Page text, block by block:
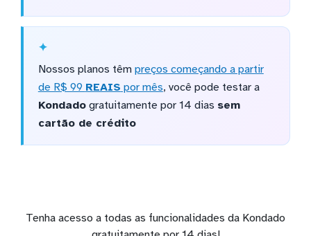
Nossos planos têm preços começando a partir
de R$ 99 REAIS por mês, você pode testar a
Kondadogratuitamente por 14 dias sem
cartão de crédito
Tenha acesso a todas as funcionalidades da Kondado